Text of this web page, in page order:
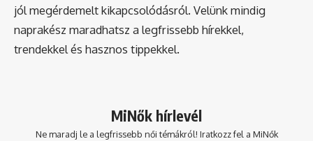
jól megérdemelt kikapcsolódásról. Velünk mindig
naprakész maradhatsz a legfrissebb hírekkel,
trendekkel és hasznos tippekkel.
MiNők hírlevél
Ne maradj le a legfrissebb női témákról! Iratkozz fel a MiNők